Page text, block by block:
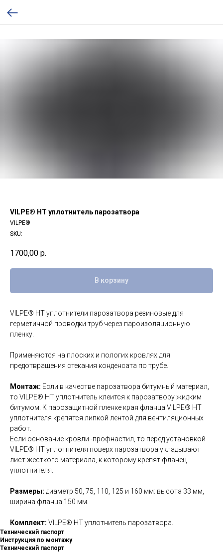
VILPE® HT уплотнитель парозатвора
VILPE®
SKU:
1700,00 р.
В корзину
VILPE® HT уплотнители парозатвора резиновые для
герметичной проводки труб через пароизоляционную
пленку.
Применяются на плоских и пологих кровлях для
предотвращения стекания конденсата по трубе.
Монтаж: Если в качестве парозатвора битумный материал,
то VILPE® HT уплотнитель клеится к парозатвору жидким
битумом. К парозащитной пленке края фланца VILPE® HT
уплотнителя крепятся липкой лентой для вентиляционных
работ.
Если основание кровли -профнастил, то перед установкой
VILPE® HT уплотнителя поверх парозатвора укладывают
лист жесткого материала, к которому крепят фланец
уплотнителя.
Размеры: диаметр 50, 75, 110, 125 и 160 мм: высота 33 мм,
ширина фланца 150 мм.
Комплект: VILPE® HT уплотнитель парозатвора.
Технический паспорт
Инструкция по монтажу
Технический паспорт